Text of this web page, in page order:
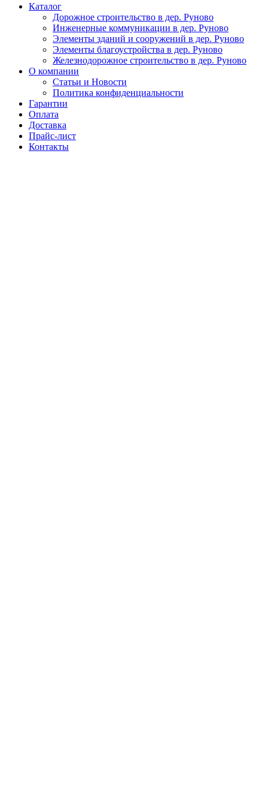
Каталог
Дорожное строительство в дер. Руново
Инженерные коммуникации в дер. Руново
Элементы зданий и сооружений в дер. Руново
Элементы благоустройства в дер. Руново
Железнодорожное строительство в дер. Руново
О компании
Статьи и Новости
Политика конфиденциальности
Гарантии
Оплата
Доставка
Прайс-лист
Контакты